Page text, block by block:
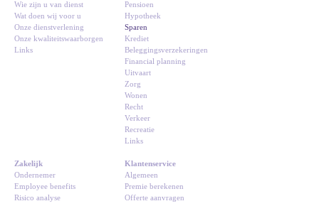
Wie zijn u van dienst
Wat doen wij voor u
Onze dienstverlening
Onze kwaliteitswaarborgen
Links
Pensioen
Hypotheek
Sparen
Krediet
Beleggingsverzekeringen
Financial planning
Uitvaart
Zorg
Wonen
Recht
Verkeer
Recreatie
Links
Zakelijk
Ondernemer
Employee benefits
Risico analyse
Klantenservice
Algemeen
Premie berekenen
Offerte aanvragen